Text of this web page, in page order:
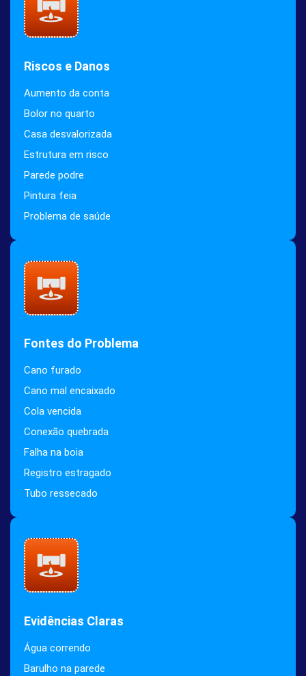
Riscos e Danos
Aumento da conta
Bolor no quarto
Casa desvalorizada
Estrutura em risco
Parede podre
Pintura feia
Problema de saúde
Fontes do Problema
Cano furado
Cano mal encaixado
Cola vencida
Conexão quebrada
Falha na boia
Registro estragado
Tubo ressecado
Evidências Claras
Água correndo
Barulho na parede